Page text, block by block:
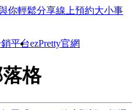
平台ezPretty官網
格